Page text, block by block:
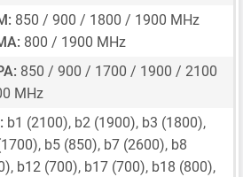
850 / 900 / 1800 / 1900 MHz
800 / 1900 MHz
850 / 900 / 1700 / 1900 / 2100
MHz
b1 (2100), b2 (1900), b3 (1800),
b5 (850), b7 (2600), b8
b12 (700), b17 (700), b18 (800),